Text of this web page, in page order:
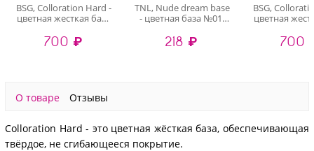
BSG, Colloration Hard -
цветная жесткая база
700 ₽
TNL, Nude dream base
- цветная база №01,
218 ₽
BSG,
цветная
700
О товаре Отзывы
Colloration Hard - это цветная жёсткая база, обеспечивающая
твёрдое, не сгибающееся покрытие.